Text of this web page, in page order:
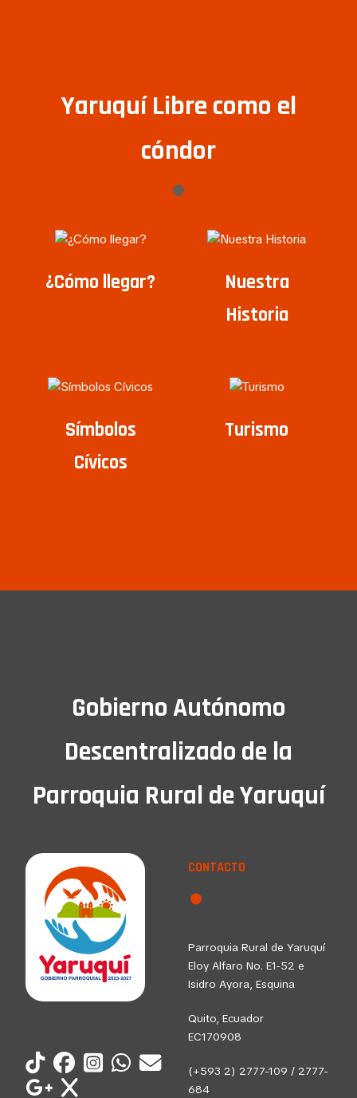
Yaruquí Libre como el
cóndor
¿Cómo llegar?
Nuestra
Historia
Símbolos
Cívicos
Turismo
Gobierno Autónomo
Descentralizado de la
Parroquia Rural de Yaruquí
CONTACTO
Parroquia Rural de Yaruquí
Eloy Alfaro No. E1-52 e
Isidro Ayora, Esquina
Quito, Ecuador
EC170908
(+593 2) 2777-109 / 2777-
684